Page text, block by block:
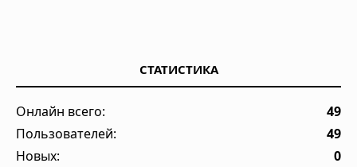
СТАТИСТИКА
Онлайн всего:
49
Пользователей:
49
Новых:
0